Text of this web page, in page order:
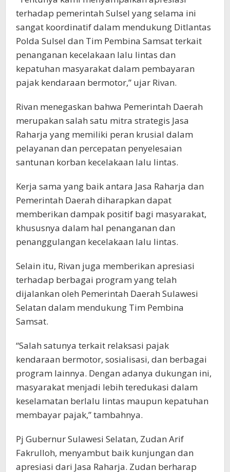
terhadap pemerintah Sulsel yang selama ini
sangat koordinatif dalam mendukung Ditlantas
Polda Sulsel dan Tim Pembina Samsat terkait
penanganan kecelakaan lalu lintas dan
kepatuhan masyarakat dalam pembayaran
pajak kendaraan bermotor,” ujar Rivan.
Rivan menegaskan bahwa Pemerintah Daerah
merupakan salah satu mitra strategis Jasa
Raharja yang memiliki peran krusial dalam
pelayanan dan percepatan penyelesaian
santunan korban kecelakaan lalu lintas.
Kerja sama yang baik antara Jasa Raharja dan
Pemerintah Daerah diharapkan dapat
memberikan dampak positif bagi masyarakat,
khususnya dalam hal penanganan dan
penanggulangan kecelakaan lalu lintas.
Selain itu, Rivan juga memberikan apresiasi
terhadap berbagai program yang telah
dijalankan oleh Pemerintah Daerah Sulawesi
Selatan dalam mendukung Tim Pembina
Samsat.
“Salah satunya terkait relaksasi pajak
kendaraan bermotor, sosialisasi, dan berbagai
program lainnya. Dengan adanya dukungan ini,
masyarakat menjadi lebih teredukasi dalam
keselamatan berlalu lintas maupun kepatuhan
membayar pajak,” tambahnya.
Pj Gubernur Sulawesi Selatan, Zudan Arif
Fakrulloh, menyambut baik kunjungan dan
apresiasi dari Jasa Raharja. Zudan berharap